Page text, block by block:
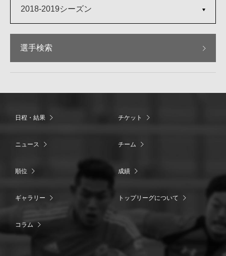
2018-2019シーズン
選手検索
日程・結果 チケット
ニュース チーム
順位 成績
ギャラリー トップリーグについて
コラム